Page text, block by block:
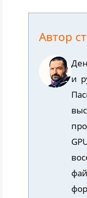
писк
GPU. Это
Автор
и